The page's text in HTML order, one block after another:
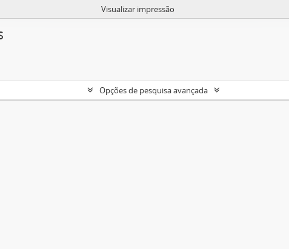
Visualizar impressão
Opções de pesquisa avançada